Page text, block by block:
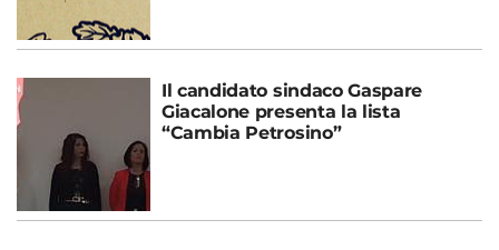
Il candidato sindaco Gaspare
Giacalone presenta la lista
“Cambia Petrosino”